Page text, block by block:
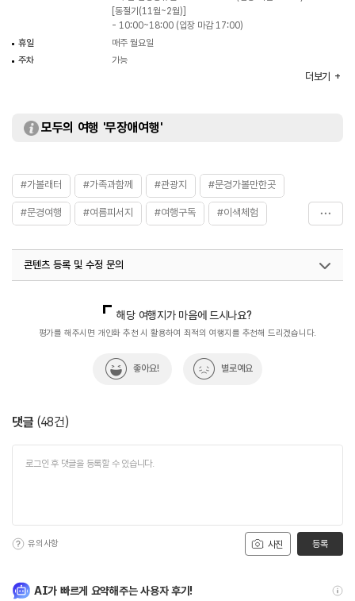
[동절기(11월~2월)]
- 10:00~18:00 (입장 마감 17:00)
휴일
매주 월요일
주차
가능
- 청소년 2,500원
- 청소년 2,000원
- 어린이·경로·우대 1,500원
※ 자세한 사항은 홈페이지 참조
더보기
모두의 여행 '무장애여행'
#가볼래터 #가족과함께 #관광지 #문경가볼만한곳
#문경여행 #여름피서지 #여행구독 #이색체험
콘텐츠 등록 및 수정 문의
해당 여행지가 마음에 드시나요?
평가를 해주시면 개인화 추천 시 활용하여 최적의 여행지를 추천해 드리겠습니다.
좋아요! 별로예요
댓글 (48건)
사진
유의사항 등록
AI가 빠르게 요약해주는 사용자 후기!